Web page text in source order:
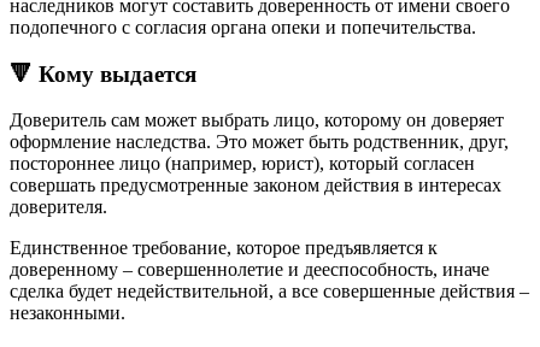
наследников могут составить доверенность от имени своего
подопечного с согласия органа опеки и попечительства.
🔻 Кому выдается
Доверитель сам может выбрать лицо, которому он доверяет
оформление наследства. Это может быть родственник, друг,
постороннее лицо (например, юрист), который согласен
совершать предусмотренные законом действия в интересах
доверителя.
Единственное требование, которое предъявляется к
доверенному – совершеннолетие и дееспособность, иначе
сделка будет недействительной, а все совершенные действия –
незаконными.